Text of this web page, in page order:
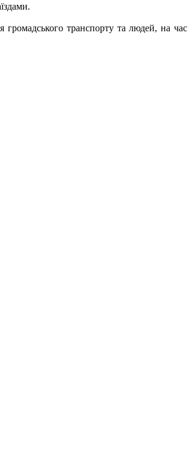
громадського транспорту та людей, на час